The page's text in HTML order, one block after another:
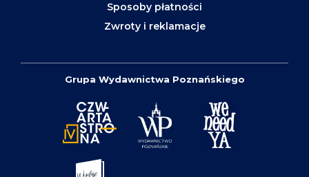
Sposoby płatności
Zwroty i reklamacje
Grupa Wydawnictwa Poznańskiego